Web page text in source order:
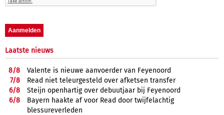
Laatste nieuws
8/8
Valente is nieuwe aanvoerder van Feyenoord
7/8
Read niet teleurgesteld over afketsen transfer
6/8
Steijn openhartig over debuutjaar bij Feyenoord
6/8
Bayern haakte af voor Read door twijfelachtig
blessureverleden